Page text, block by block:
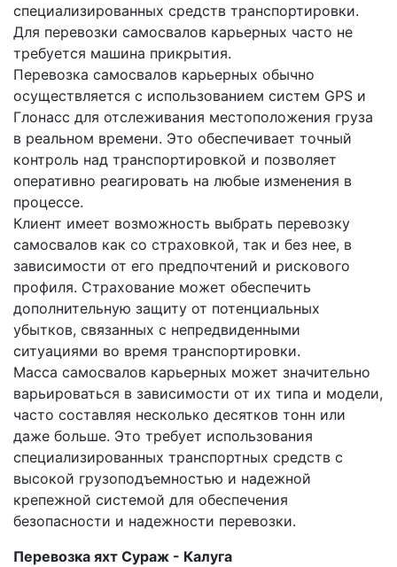
специализированных средств транспортировки.
Для перевозки самосвалов карьерных часто не
требуется машина прикрытия.
Перевозка самосвалов карьерных обычно
осуществляется с использованием систем GPS и
Глонасс для отслеживания местоположения груза
в реальном времени. Это обеспечивает точный
контроль над транспортировкой и позволяет
оперативно реагировать на любые изменения в
процессе.
Клиент имеет возможность выбрать перевозку
самосвалов как со страховкой, так и без нее, в
зависимости от его предпочтений и рискового
профиля. Страхование может обеспечить
дополнительную защиту от потенциальных
убытков, связанных с непредвиденными
ситуациями во время транспортировки.
Масса самосвалов карьерных может значительно
варьироваться в зависимости от их типа и модели,
часто составляя несколько десятков тонн или
даже больше. Это требует использования
специализированных транспортных средств с
высокой грузоподъемностью и надежной
крепежной системой для обеспечения
безопасности и надежности перевозки.
Перевозка яхт Сураж - Калуга